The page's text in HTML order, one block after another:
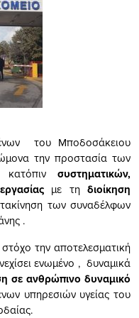
του Μποδοσάκειου
την προστασία των
συστηματικών,
με τηδιοίκηση
των συναδέλφων
.
την αποτελεσματική
ενωμένο , δυναμικά
σε ανθρώπινο δυναμικό
υπηρεσιών υγείας του